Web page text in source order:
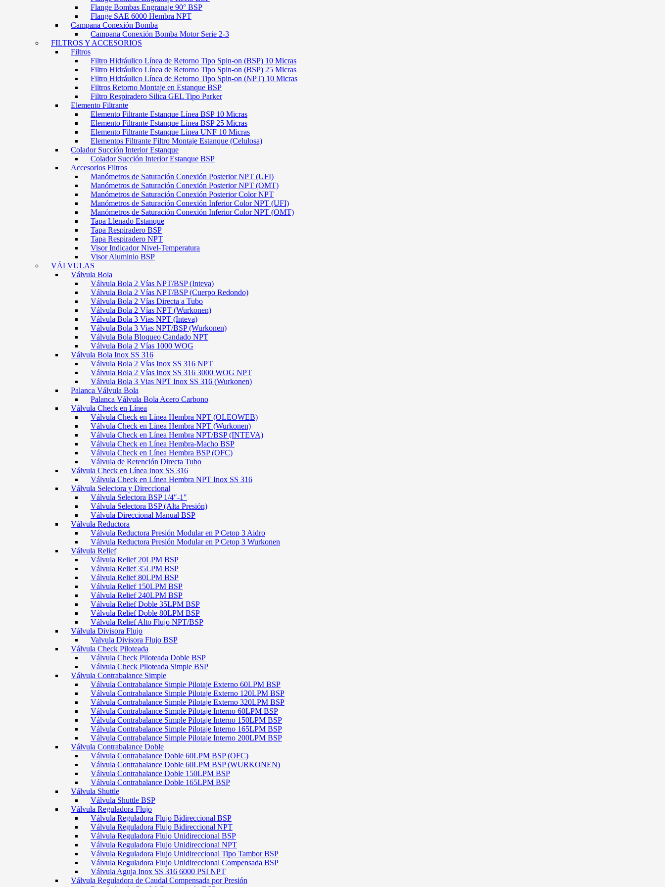
Flange Bombas Engranaje 90° BSP
Flange SAE 6000 Hembra NPT
Campana Conexión Bomba
Campana Conexión Bomba Motor Serie 2-3
FILTROS Y ACCESORIOS
Filtros
Filtro Hidráulico Línea de Retorno Tipo Spin-on (BSP) 10 Micras
Filtro Hidráulico Línea de Retorno Tipo Spin-on (BSP) 25 Micras
Filtro Hidráulico Línea de Retorno Tipo Spin-on (NPT) 10 Micras
Filtros Retorno Montaje en Estanque BSP
Filtro Respiradero Silica GEL Tipo Parker
Elemento Filtrante
Elemento Filtrante Estanque Línea BSP 10 Micras
Elemento Filtrante Estanque Línea BSP 25 Micras
Elemento Filtrante Estanque Línea UNF 10 Micras
Elementos Filtrante Filtro Montaje Estanque (Celulosa)
Colador Succión Interior Estanque
Colador Succión Interior Estanque BSP
Accesorios Filtros
Manómetros de Saturación Conexión Posterior NPT (UFI)
Manómetros de Saturación Conexión Posterior NPT (OMT)
Manómetros de Saturación Conexión Posterior Color NPT
Manómetros de Saturación Conexión Inferior Color NPT (UFI)
Manómetros de Saturación Conexión Inferior Color NPT (OMT)
Tapa Llenado Estanque
Tapa Respiradero BSP
Tapa Respiradero NPT
Visor Indicador Nivel-Temperatura
Visor Aluminio BSP
VÁLVULAS
Válvula Bola
Válvula Bola 2 Vías NPT/BSP (Inteva)
Válvula Bola 2 Vías NPT/BSP (Cuerpo Redondo)
Válvula Bola 2 Vías Directa a Tubo
Válvula Bola 2 Vías NPT (Wurkonen)
Válvula Bola 3 Vias NPT (Inteva)
Válvula Bola 3 Vias NPT/BSP (Wurkonen)
Válvula Bola Bloqueo Candado NPT
Válvula Bola 2 Vías 1000 WOG
Válvula Bola Inox SS 316
Válvula Bola 2 Vías Inox SS 316 NPT
Válvula Bola 2 Vías Inox SS 316 3000 WOG NPT
Válvula Bola 3 Vias NPT Inox SS 316 (Wurkonen)
Palanca Válvula Bola
Palanca Válvula Bola Acero Carbono
Válvula Check en Línea
Válvula Check en Línea Hembra NPT (OLEOWEB)
Válvula Check en Línea Hembra NPT (Wurkonen)
Válvula Check en Línea Hembra NPT/BSP (INTEVA)
Válvula Check en Línea Hembra-Macho BSP
Válvula Check en Línea Hembra BSP (OFC)
Válvula de Retención Directa Tubo
Válvula Check en Línea Inox SS 316
Válvula Check en Línea Hembra NPT Inox SS 316
Válvula Selectora y Direccional
Válvula Selectora BSP 1/4″-1″
Válvula Selectora BSP (Alta Presión)
Válvula Direccional Manual BSP
Válvula Reductora
Válvula Reductora Presión Modular en P Cetop 3 Aidro
Válvula Reductora Presión Modular en P Cetop 3 Wurkonen
Válvula Relief
Válvula Relief 20LPM BSP
Válvula Relief 35LPM BSP
Válvula Relief 80LPM BSP
Válvula Relief 150LPM BSP
Válvula Relief 240LPM BSP
Válvula Relief Doble 35LPM BSP
Válvula Relief Doble 80LPM BSP
Válvula Relief Alto Flujo NPT/BSP
Válvula Divisora Flujo
Valvula Divisora Flujo BSP
Válvula Check Piloteada
Válvula Check Piloteada Doble BSP
Válvula Check Piloteada Simple BSP
Válvula Contrabalance Simple
Válvula Contrabalance Simple Pilotaje Externo 60LPM BSP
Válvula Contrabalance Simple Pilotaje Externo 120LPM BSP
Válvula Contrabalance Simple Pilotaje Externo 320LPM BSP
Válvula Contrabalance Simple Pilotaje Interno 60LPM BSP
Válvula Contrabalance Simple Pilotaje Interno 150LPM BSP
Válvula Contrabalance Simple Pilotaje Interno 165LPM BSP
Válvula Contrabalance Simple Pilotaje Interno 200LPM BSP
Válvula Contrabalance Doble
Válvula Contrabalance Doble 60LPM BSP (OFC)
Válvula Contrabalance Doble 60LPM BSP (WURKONEN)
Válvula Contrabalance Doble 150LPM BSP
Válvula Contrabalance Doble 165LPM BSP
Válvula Shuttle
Válvula Shuttle BSP
Válvula Reguladora Flujo
Válvula Reguladora Flujo Bidireccional BSP
Válvula Reguladora Flujo Bidireccional NPT
Válvula Reguladora Flujo Unidireccional BSP
Válvula Reguladora Flujo Unidireccional NPT
Válvula Reguladora Flujo Unidireccional Tipo Tambor BSP
Válvula Reguladora Flujo Unidireccional Compensada BSP
Válvula Aguja Inox SS 316 6000 PSI NPT
Válvula Reguladora de Caudal Compensada por Presión